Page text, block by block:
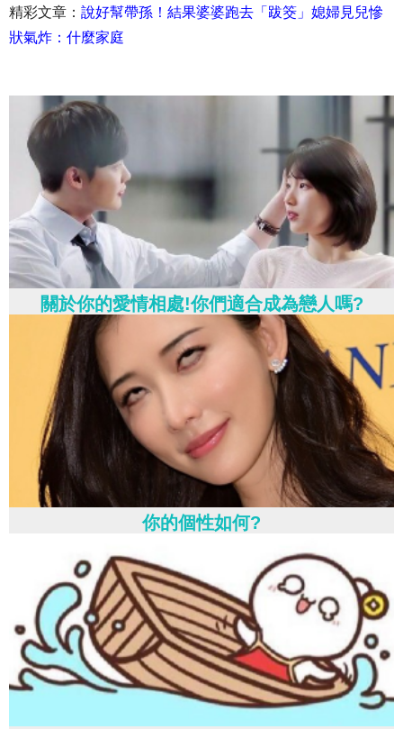
精彩文章： 說好幫帶孫！結果婆婆跑去「跋筊」媳婦見兒慘
狀氣炸：什麼家庭
關於你的愛情相處!你們適合成為戀人嗎?
你的個性如何?